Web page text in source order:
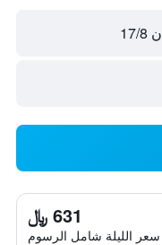
ن 17/8
631 ﷼
سعر الليلة شامل الرسوم